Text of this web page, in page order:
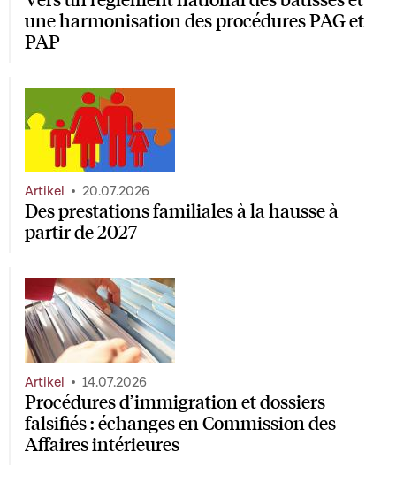
une harmonisation des procédures PAG et
PAP
Des prestations familiales à la hausse à
partir de 2027
Artikel 20.07.2026
Procédures d’immigration et dossiers
falsifiés : échanges en Commission des
Affaires intérieures
Artikel 14.07.2026